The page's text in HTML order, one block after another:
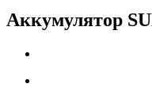
Аккумулятор